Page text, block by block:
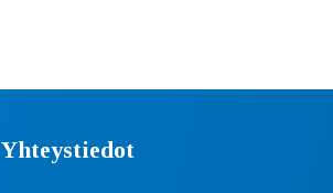
Yhteystiedot